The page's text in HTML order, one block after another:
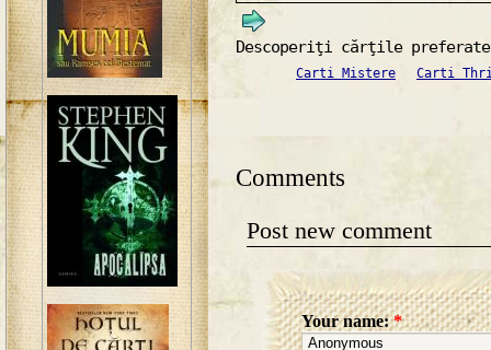
Descoperiţi cărţile
Carti Mistere Carti
Comments
Post new comment
Your name:*